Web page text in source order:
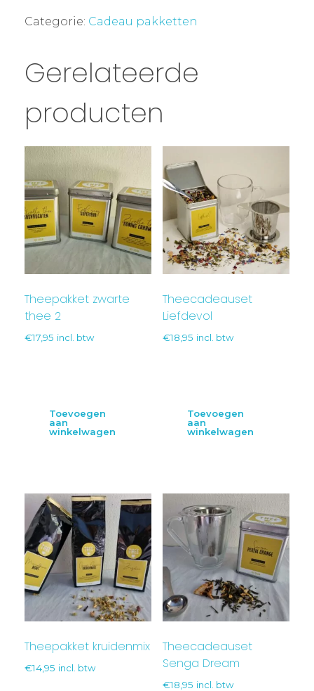
Categorie: Cadeau pakketten
Gerelateerde
producten
Theepakket zwarte
thee 2
€17,95 incl. btw
Toevoegen
aan
winkelwagen
Theecadeauset
Liefdevol
€18,95 incl. btw
Toevoegen
aan
winkelwagen
Theepakket kruidenmix
€14,95 incl. btw
Theecadeauset
Senga Dream
€18,95 incl. btw